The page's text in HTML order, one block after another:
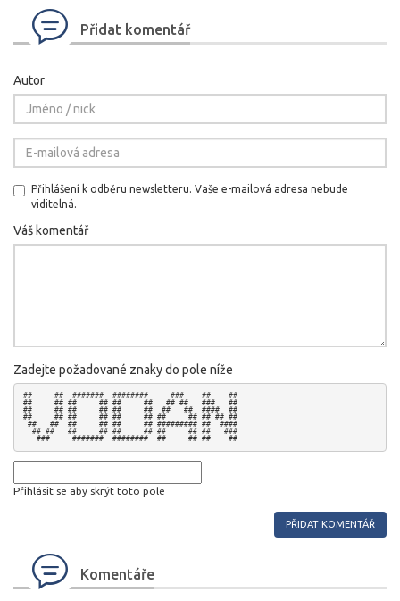
Přidat komentář
Autor
Přihlášení k odběru newsletteru. Vaše e-mailová adresa nebude
viditelná.
Váš komentář
Zadejte požadované znaky do pole níže
##     ##  #######  ########     ###    ##    ##
##     ## ##     ## ##     ##   ## ##   ###   ##
##     ## ##     ## ##     ##  ##   ##  ####  ##
##     ## ##     ## ##     ## ##     ## ## ## ##
##   ##  ##     ## ##     ## ######### ##  ####
  ## ##   ##     ## ##     ## ##     ## ##   ###
Přihlásit se aby skrýt toto pole
Komentáře